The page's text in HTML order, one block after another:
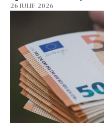
26 IULIE 2026